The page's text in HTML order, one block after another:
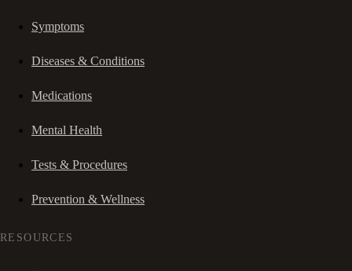
Symptoms
Diseases & Conditions
Medications
Mental Health
Tests & Procedures
Prevention & Wellness
RESOURCES